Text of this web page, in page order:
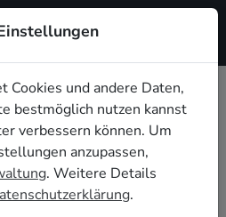
Registrieren
Musiker*innen für
in Dublin
in Dublin steht an und Du
Live-Musik, die alle
Cookies und andere Daten,
bestmöglich nutzen kannst
verbessern können. Um
anzupassen,
. Weitere Details
.